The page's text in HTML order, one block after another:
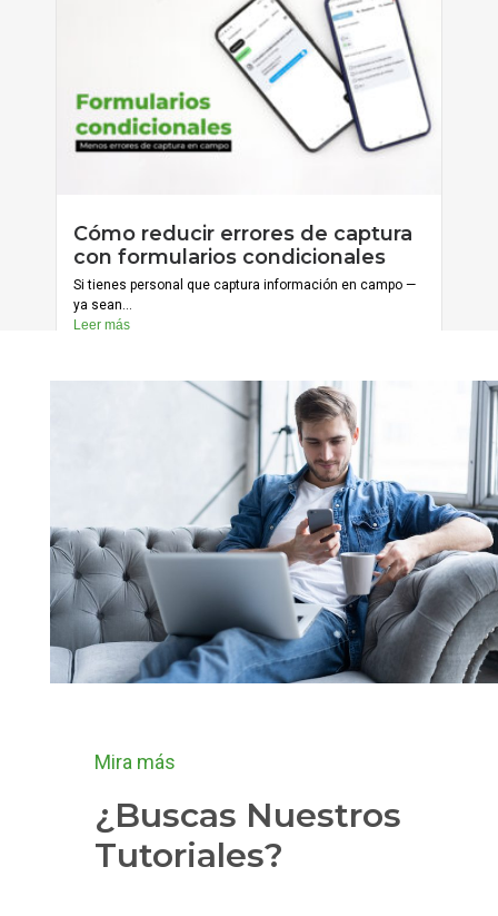
¿Cuántos packs de expansión necesita tu Stack? Guía
Cómo reducir errores de captura
con formularios condicionales
Si tienes personal que captura información en campo —
ya sean...
Leer más
Cargar más
Mira más
¿Buscas Nuestros
Tutoriales?